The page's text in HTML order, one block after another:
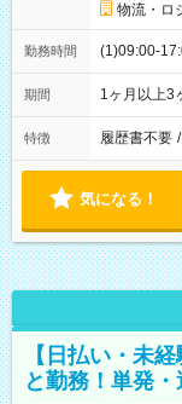
物流・ロ
勤務時間 (1)09:00-
期間 1ヶ月以上3
特徴 履歴書不要 /
気になる！
【日払い・未
と勤務！単発